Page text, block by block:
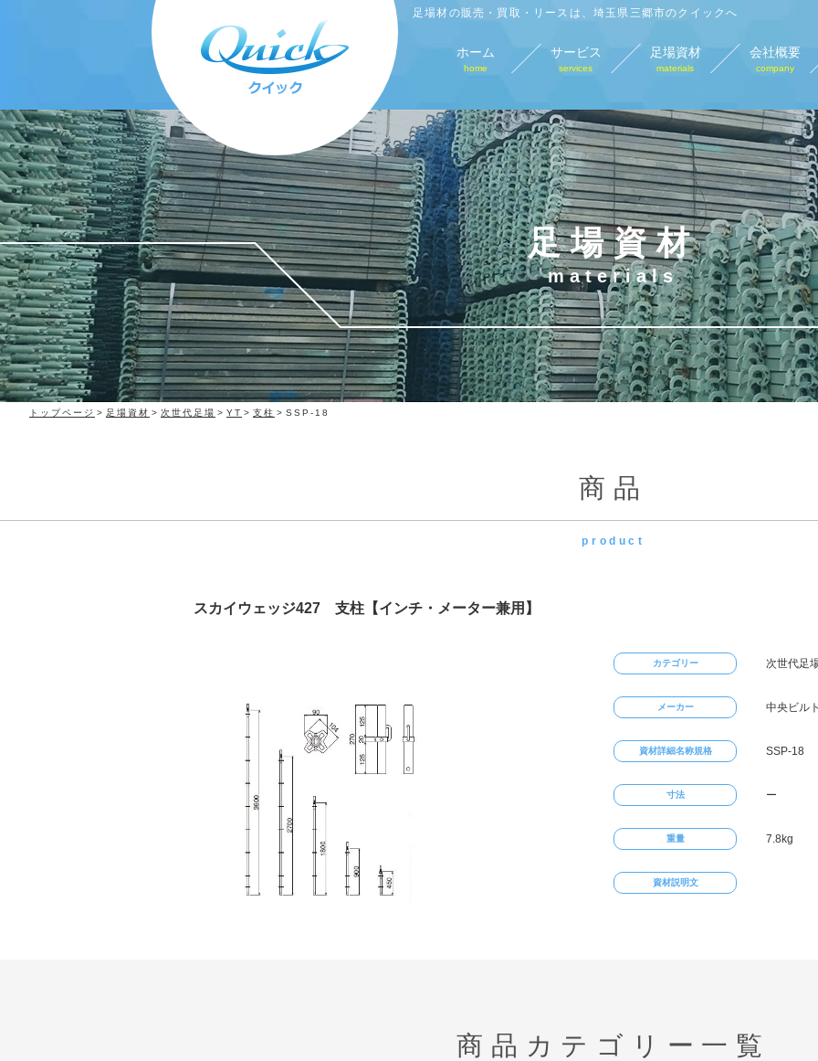
足場材の販売・買取・リースは、埼玉県三郷市のクイックへ
ホーム
home
サービス
services
足場材販売
sales
足場材買取
purchase
足場材リース
lease
仮
足場資材
materials
会社概要
company
足場資材
materials
トップページ 足場資材 次世代足場 YT 支柱 SSP-18
商品
product
スカイウェッジ427 支柱【インチ・メーター兼用】
カテゴリー 次世代足
メーカー 中央ビル
資材詳細名称規格 SSP-18
寸法 ー
重量 7.8kg
資材説明文
商品カテゴリー一覧